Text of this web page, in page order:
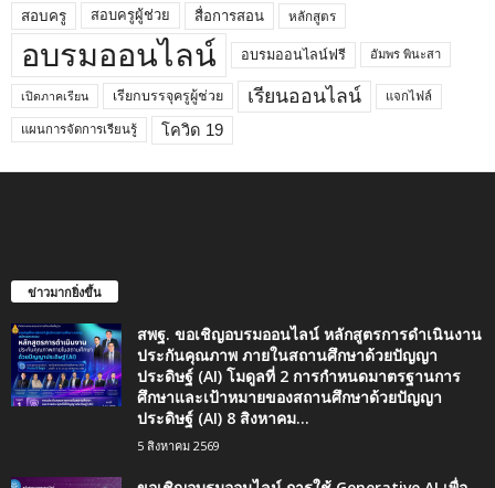
สอบครู สอบครูผู้ช่วย สื่อการสอน หลักสูตร
อบรมออนไลน์ อบรมออนไลน์ฟรี อัมพร พินะสา
เปิดภาคเรียน เรียกบรรจุครูผู้ช่วย เรียนออนไลน์ แจกไฟล์
แผนการจัดการเรียนรู้ โควิด 19
ข่าวมากยิ่งขึ้น
สพฐ. ขอเชิญอบรมออนไลน์ หลักสูตรการดำเนินงาน
ประกันคุณภาพ ภายในสถานศึกษาด้วยปัญญา
ประดิษฐ์ (AI) โมดูลที่ 2 การกำหนดมาตรฐานการ
ศึกษาและเป้าหมายของสถานศึกษาด้วยปัญญา
ประดิษฐ์ (AI) 8 สิงหาคม...
5 สิงหาคม 2569